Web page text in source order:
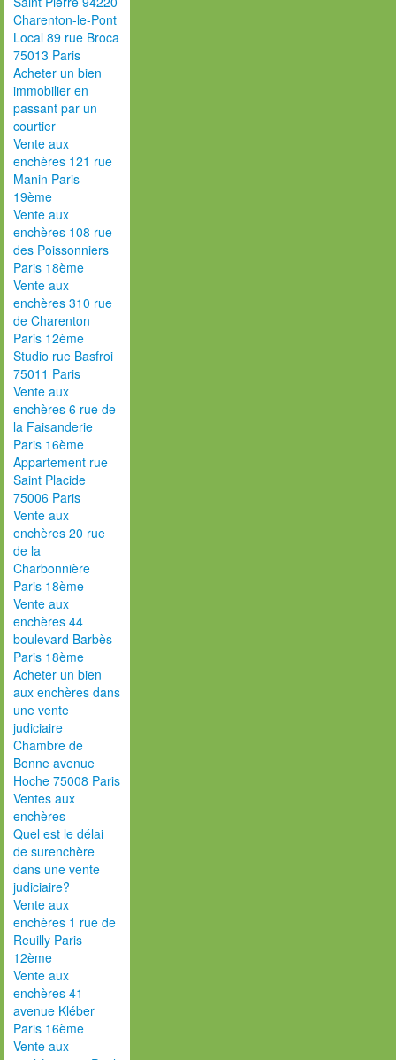
Charenton-le-Pont
Local 89 rue Broca
75013 Paris
Acheter un bien
immobilier en
passant par un
courtier
Vente aux
enchères 121 rue
Manin Paris
19ème
Vente aux
enchères 108 rue
des Poissonniers
Paris 18ème
Vente aux
enchères 310 rue
de Charenton
Paris 12ème
Studio rue Basfroi
75011 Paris
Vente aux
enchères 6 rue de
la Faisanderie
Paris 16ème
Appartement rue
Saint Placide
75006 Paris
Vente aux
enchères 20 rue
de la
Charbonnière
Paris 18ème
Vente aux
enchères 44
boulevard Barbès
Paris 18ème
Acheter un bien
aux enchères dans
une vente
judiciaire
Chambre de
Bonne avenue
Hoche 75008 Paris
Ventes aux
enchères
Quel est le délai
de surenchère
dans une vente
judiciaire?
Vente aux
enchères 1 rue de
Reuilly Paris
12ème
Vente aux
enchères 41
avenue Kléber
Paris 16ème
Vente aux